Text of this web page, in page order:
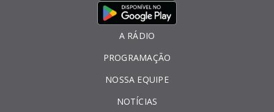
A RÁDIO
PROGRAMAÇÃO
NOSSA EQUIPE
NOTÍCIAS